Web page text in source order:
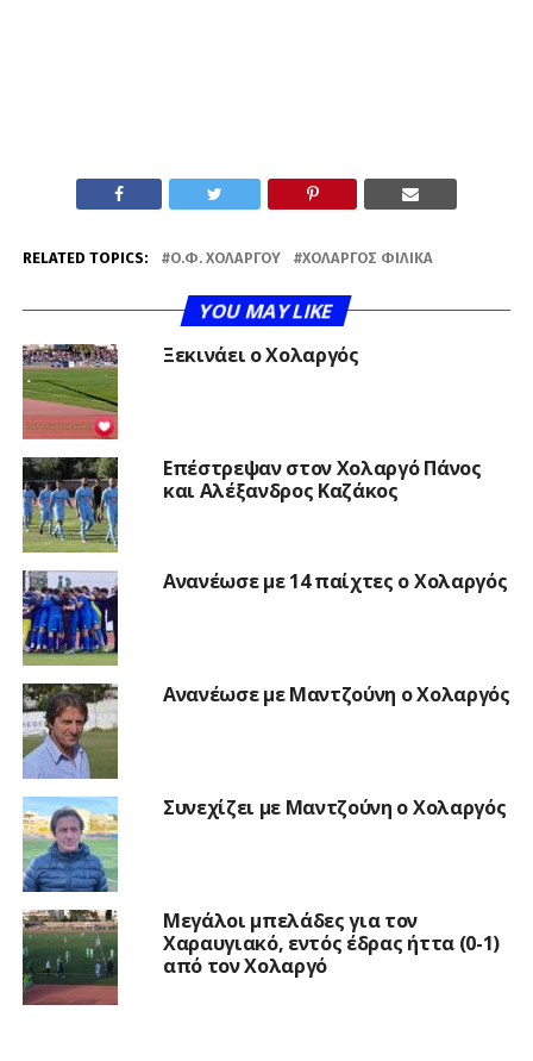
RELATED TOPICS: Ο.Φ. ΧΟΛΑΡΓΟΎ ΧΟΛΑΡΓΌΣ ΦΙΛΙΚΆ
YOU MAY LIKE
Ξεκινάει ο Χολαργός
Επέστρεψαν στον Χολαργό Πάνος
και Αλέξανδρος Καζάκος
Ανανέωσε με 14 παίχτες ο Χολαργός
Ανανέωσε με Μαντζούνη ο Χολαργός
Συνεχίζει με Μαντζούνη ο Χολαργός
Μεγάλοι μπελάδες για τον
Χαραυγιακό, εντός έδρας ήττα (0-1)
από τον Χολαργό